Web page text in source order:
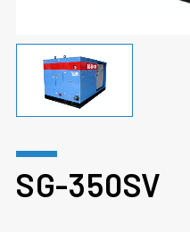
SG-350SV